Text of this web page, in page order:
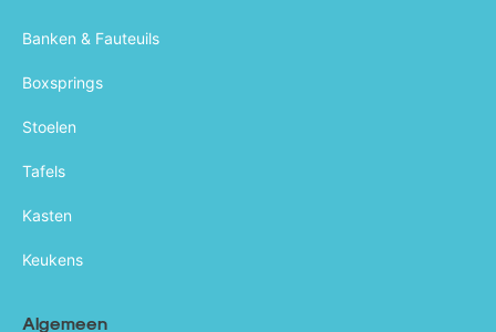
Banken & Fauteuils
Boxsprings
Stoelen
Tafels
Kasten
Keukens
Algemeen